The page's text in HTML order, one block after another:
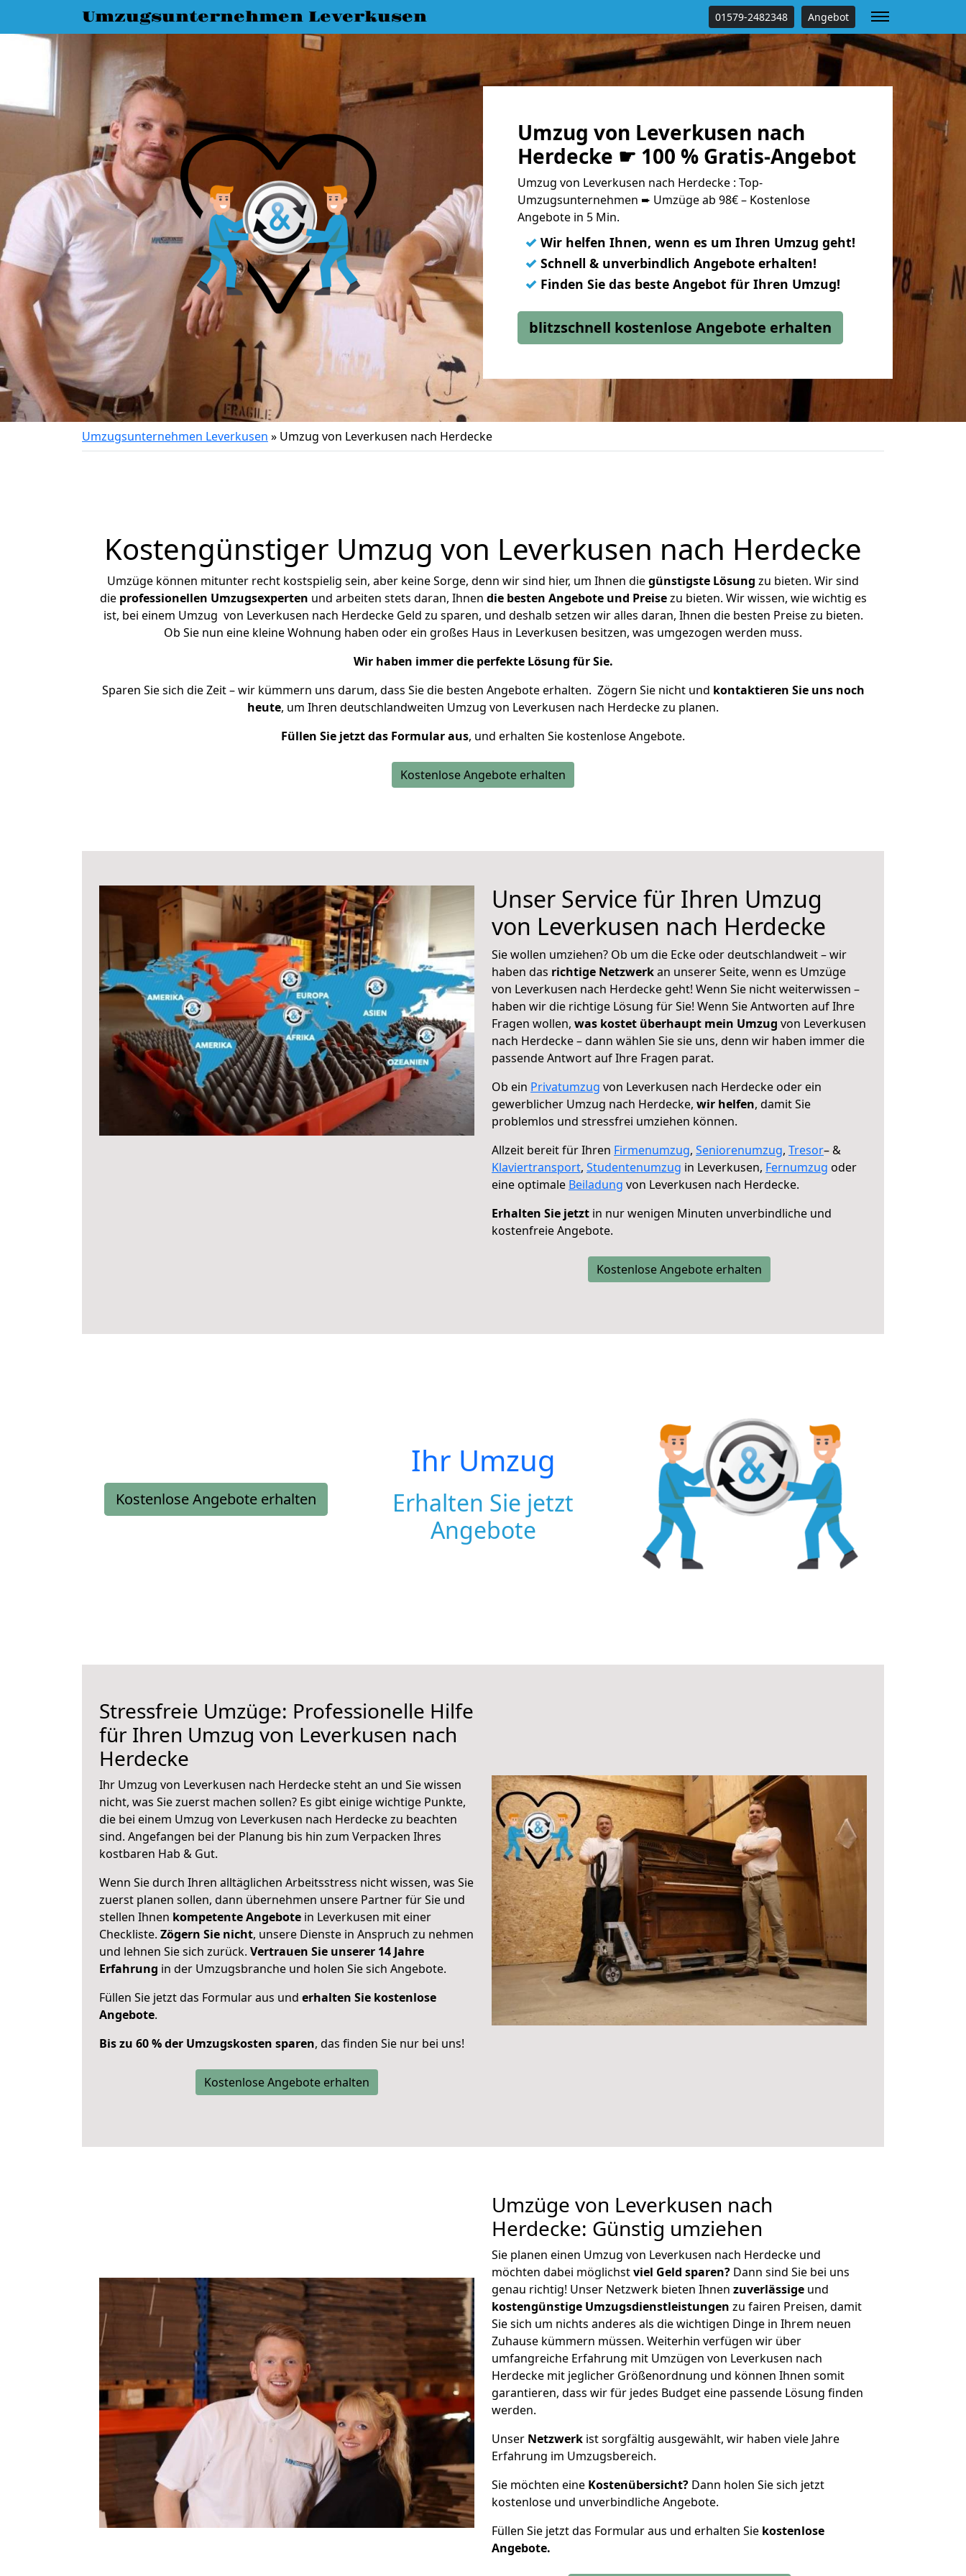
Umzugsunternehmen Leverkusen 01579-2482348 Angebot
Umzug von Leverkusen nach
Herdecke ☛ 100 % Gratis-Angebot
Umzug von Leverkusen nach Herdecke : Top-
Umzugsunternehmen ➨ Umzüge ab 98€ – Kostenlose
Angebote in 5 Min.
✓ Wir helfen Ihnen, wenn es um Ihren Umzug geht!
✓ Schnell & unverbindlich Angebote erhalten!
✓ Finden Sie das beste Angebot für Ihren Umzug!
blitzschnell kostenlose Angebote erhalten
Umzugsunternehmen Leverkusen » Umzug von Leverkusen nach Herdecke
Kostengünstiger Umzug von Leverkusen nach Herdecke
Umzüge können mitunter recht kostspielig sein, aber keine Sorge, denn wir sind hier, um Ihnen diegünstigste Lösung zu bieten. Wir sind
die professionellen Umzugsexperten und arbeiten stets daran, Ihnen die besten Angebote und Preisezu bieten. Wir wissen, wie wichtig es
ist, bei einem Umzug von Leverkusen nach Herdecke Geld zu sparen, und deshalb setzen wir alles daran, Ihnen die besten Preise zu bieten.
Ob Sie nun eine kleine Wohnung haben oder ein großes Haus in Leverkusen besitzen, was umgezogen werden muss.
Wir haben immer die perfekte Lösung für Sie.
Sparen Sie sich die Zeit – wir kümmern uns darum, dass Sie die besten Angebote erhalten. Zögern Sie nicht und kontaktieren Sie uns noch
heute, um Ihren deutschlandweiten Umzug von Leverkusen nach Herdecke zu planen.
Füllen Sie jetzt das Formular aus, und erhalten Sie kostenlose Angebote.
Kostenlose Angebote erhalten
Unser Service für Ihren Umzug
von Leverkusen nach Herdecke
Sie wollen umziehen? Ob um die Ecke oder deutschlandweit – wir
haben das richtige Netzwerkan unserer Seite, wenn es Umzüge
von Leverkusen nach Herdecke geht! Wenn Sie nicht weiterwissen –
haben wir die richtige Lösung für Sie! Wenn Sie Antworten auf Ihre
Fragen wollen, was kostet überhaupt mein Umzug von Leverkusen
nach Herdecke – dann wählen Sie sie uns, denn wir haben immer die
passende Antwort auf Ihre Fragen parat.
Ob ein Privatumzug von Leverkusen nach Herdecke oder ein
gewerblicher Umzug nach Herdecke, wir helfen, damit Sie
problemlos und stressfrei umziehen können.
Allzeit bereit für Ihren Firmenumzug, Seniorenumzug, Tresor– &
Klaviertransport, Studentenumzug in Leverkusen, Fernumzug oder
eine optimale Beiladung von Leverkusen nach Herdecke.
Erhalten Sie jetzt in nur wenigen Minuten unverbindliche und
kostenfreie Angebote.
Kostenlose Angebote erhalten
Kostenlose Angebote erhalten
Ihr Umzug
Erhalten Sie jetzt
Angebote
Stressfreie Umzüge: Professionelle Hilfe
für Ihren Umzug von Leverkusen nach
Herdecke
Ihr Umzug von Leverkusen nach Herdecke steht an und Sie wissen
nicht, was Sie zuerst machen sollen? Es gibt einige wichtige Punkte,
die bei einem Umzug von Leverkusen nach Herdecke zu beachten
sind. Angefangen bei der Planung bis hin zum Verpacken Ihres
kostbaren Hab & Gut.
Wenn Sie durch Ihren alltäglichen Arbeitsstress nicht wissen, was Sie
zuerst planen sollen, dann übernehmen unsere Partner für Sie und
stellen Ihnen kompetente Angebote in Leverkusen mit einer
Checkliste. Zögern Sie nicht, unsere Dienste in Anspruch zu nehmen
und lehnen Sie sich zurück. Vertrauen Sie unserer 14 Jahre
Erfahrung in der Umzugsbranche und holen Sie sich Angebote.
Füllen Sie jetzt das Formular aus und erhalten Sie kostenlose
Angebote.
Bis zu 60 % der Umzugskosten sparen, das finden Sie nur bei uns!
Kostenlose Angebote erhalten
Umzüge von Leverkusen nach
Herdecke: Günstig umziehen
Sie planen einen Umzug von Leverkusen nach Herdecke und
möchten dabei möglichstviel Geld sparen? Dann sind Sie bei uns
genau richtig! Unser Netzwerk bieten Ihnen zuverlässige und
kostengünstige Umzugsdienstleistungen zu fairen Preisen, damit
Sie sich um nichts anderes als die wichtigen Dinge in Ihrem neuen
Zuhause kümmern müssen. Weiterhin verfügen wir über
umfangreiche Erfahrung mit Umzügen von Leverkusen nach
Herdecke mit jeglicher Größenordnung und können Ihnen somit
garantieren, dass wir für jedes Budget eine passende Lösung finden
werden.
Unser Netzwerk ist sorgfältig ausgewählt, wir haben viele Jahre
Erfahrung im Umzugsbereich.
Sie möchten eine Kostenübersicht? Dann holen Sie sich jetzt
kostenlose und unverbindliche Angebote.
Füllen Sie jetzt das Formular aus und erhalten Sie kostenlose
Angebote.